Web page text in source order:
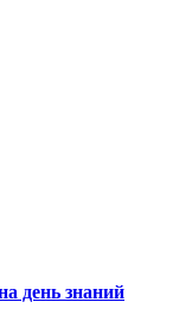
день знаний